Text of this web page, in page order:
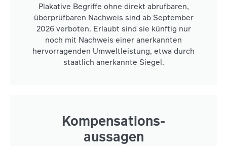
Plakative Begriffe ohne direkt abrufbaren,
überprüfbaren Nachweis sind ab September
2026 verboten. Erlaubt sind sie künftig nur
noch mit Nachweis einer anerkannten
hervorragenden Umweltleistung, etwa durch
staatlich anerkannte Siegel.
Kompensations-
aussagen